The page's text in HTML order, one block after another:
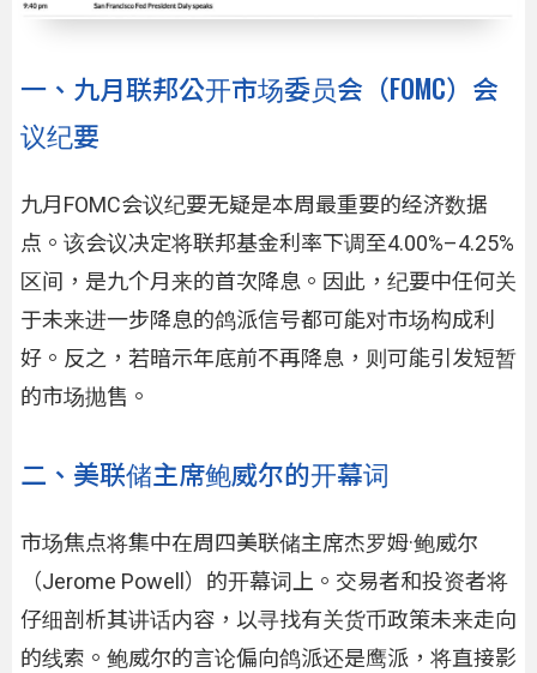
一、九月联邦公开市场委员会（FOMC）会
议纪要
九月FOMC会议纪要无疑是本周最重要的经济数据
点。该会议决定将联邦基金利率下调至4.00%–4.25%
区间，是九个月来的首次降息。因此，纪要中任何关
于未来进一步降息的鸽派信号都可能对市场构成利
好。反之，若暗示年底前不再降息，则可能引发短暂
的市场抛售。
二、美联储主席鲍威尔的开幕词
市场焦点将集中在周四美联储主席杰罗姆·鲍威尔
（Jerome Powell）的开幕词上。交易者和投资者将
仔细剖析其讲话内容，以寻找有关货币政策未来走向
的线索。鲍威尔的言论偏向鸽派还是鹰派，将直接影